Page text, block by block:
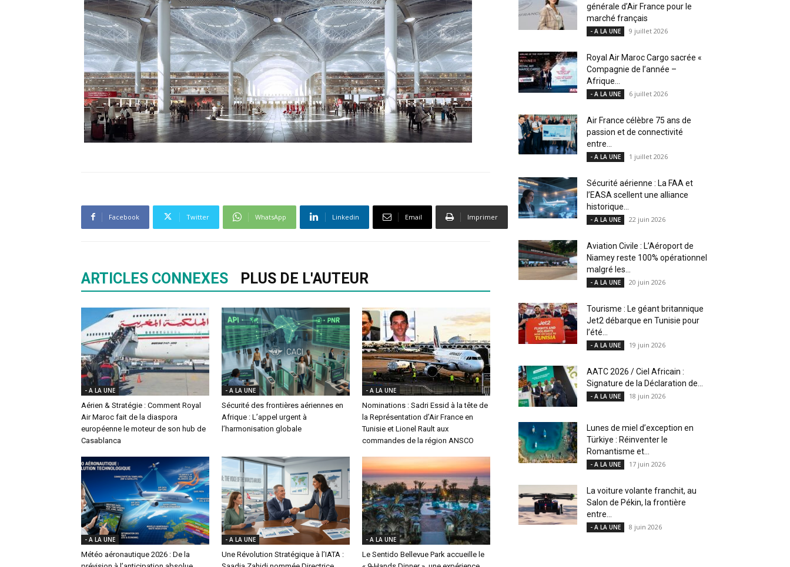
Facebook Twitter WhatsApp Linkedin Email Imprimer
ARTICLES CONNEXES PLUS DE L'AUTEUR
- A LA UNE
Aérien & Stratégie : Comment Royal
Air Maroc fait de la diaspora
européenne le moteur de son hub de
Casablanca
- A LA UNE
Sécurité des frontières aériennes en
Afrique : L’appel urgent à
l’harmonisation globale
- A LA UNE
Nominations : Sadri Essid à la tête de
la Représentation d’Air France en
Tunisie et Lionel Rault aux
commandes de la région ANSCO
- A LA UNE
Météo aéronautique 2026 : De la
- A LA UNE
Une Révolution Stratégique à l’IATA :
- A LA UNE
Le Sentido Bellevue Park accueille le
générale d’Air France pour le
marché français
- A LA UNE 9 juillet 2026
Royal Air Maroc Cargo sacrée «
Compagnie de l’année –
Afrique...
- A LA UNE 6 juillet 2026
Air France célèbre 75 ans de
passion et de connectivité
entre...
- A LA UNE 1 juillet 2026
Sécurité aérienne : La FAA et
l’EASA scellent une alliance
historique...
- A LA UNE 22 juin 2026
Aviation Civile : L’Aéroport de
Niamey reste 100% opérationnel
malgré les...
- A LA UNE 20 juin 2026
Tourisme : Le géant britannique
Jet2 débarque en Tunisie pour
l’été...
- A LA UNE 19 juin 2026
AATC 2026 / Ciel Africain :
Signature de la Déclaration de...
- A LA UNE 18 juin 2026
Lunes de miel d’exception en
Türkiye : Réinventer le
Romantisme et...
- A LA UNE 17 juin 2026
La voiture volante franchit, au
Salon de Pékin, la frontière
entre...
- A LA UNE 8 juin 2026